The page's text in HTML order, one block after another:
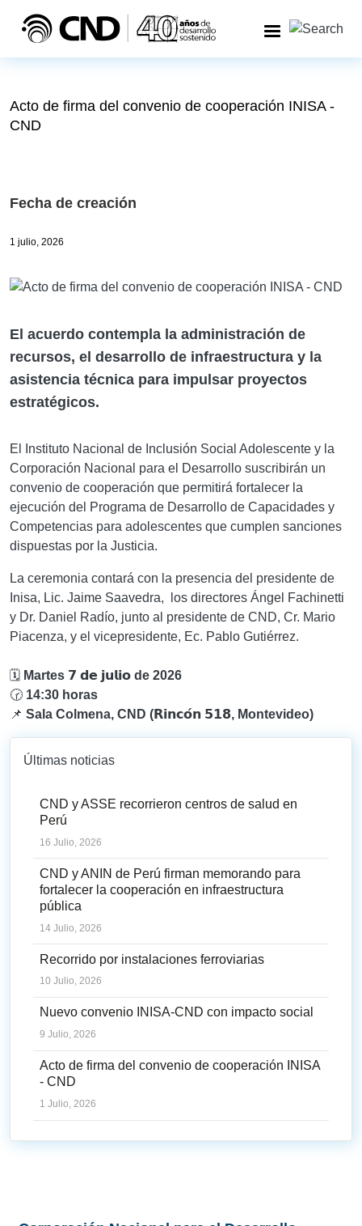
Acto de firma del convenio de cooperación INISA -
CND
Fecha de creación
1 julio, 2026
El acuerdo contempla la administración de
recursos, el desarrollo de infraestructura y la
asistencia técnica para impulsar proyectos
estratégicos.
El Instituto Nacional de Inclusión Social Adolescente y la
Corporación Nacional para el Desarrollo suscribirán un
convenio de cooperación que permitirá fortalecer la
ejecución del Programa de Desarrollo de Capacidades y
Competencias para adolescentes que cumplen sanciones
dispuestas por la Justicia.
La ceremonia contará con la presencia del presidente de
Inisa, Lic. Jaime Saavedra, los directores Ángel Fachinetti
y Dr. Daniel Radío, junto al presidente de CND, Cr. Mario
Piacenza, y el vicepresidente, Ec. Pablo Gutiérrez.
🗓️ Martes 𝟳 𝗱𝗲 𝗷𝘂𝗹𝗶𝗼 de 2026
🕝 14:30 horas
📌 Sala Colmena, CND (𝗥𝗶𝗻𝗰𝗼́𝗻 𝟱𝟭𝟴, Montevideo)
Últimas noticias
CND y ASSE recorrieron centros de salud en
Perú
16 Julio, 2026
CND y ANIN de Perú firman memorando para
fortalecer la cooperación en infraestructura
pública
14 Julio, 2026
Recorrido por instalaciones ferroviarias
10 Julio, 2026
Nuevo convenio INISA-CND con impacto social
9 Julio, 2026
Acto de firma del convenio de cooperación INISA
- CND
1 Julio, 2026